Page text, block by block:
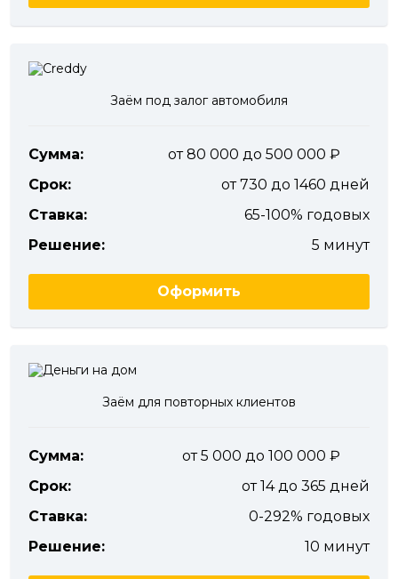
Заём под залог автомобиля
Сумма:
от 80 000 до 500 000
Срок:
от 730 до 1460 дней
Ставка:
65-100% годовых
Решение:
5 минут
Оформить
Заём для повторных клиентов
Сумма:
от 5 000 до 100 000
Срок:
от 14 до 365 дней
Ставка:
0-292% годовых
Решение:
10 минут